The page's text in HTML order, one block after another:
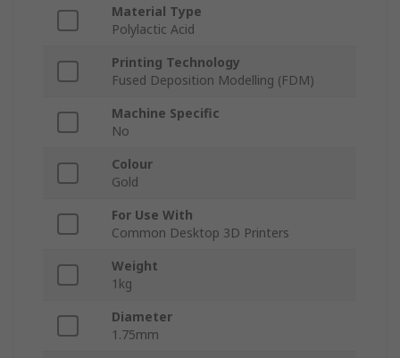
Material Type
Polylactic Acid
Printing Technology
Fused Deposition Modelling (FDM)
Machine Specific
No
Colour
Gold
For Use With
Common Desktop 3D Printers
Weight
1kg
Diameter
1.75mm